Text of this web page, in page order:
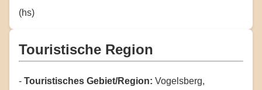
(hs)
Touristische Region
- Touristisches Gebiet/Region: Vogelsberg,